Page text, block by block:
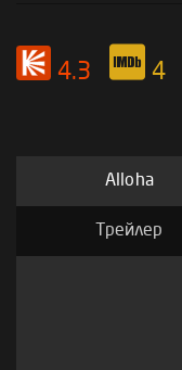
4.3 4
Alloha
Трейлер